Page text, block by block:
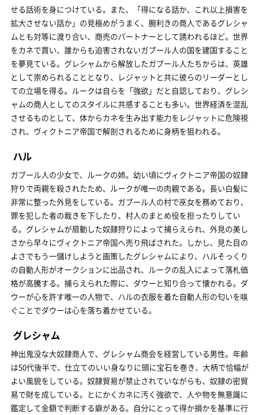
せる話術を身につけている。また、「得になる話か、これ以上損害を
拡大させない話か」の見極めがうまく、腕利きの商人であるグレシャ
ムとも対等に渡り合い、商売のパートナーとして誘われるほど。世界
をカネで買い、誰からも迫害されないガブール人の国を建国すること
を夢見ている。グレシャムから解放したガブール人たちからは、英雄
として崇められることとなり、レジャットと共に彼らのリーダーとし
ての立場を得る。ルークは自らを「強欲」だと自認しており、グレシ
ャムの商人としてのスタイルに共感することも多い。世界経済を混乱
させるものとして、体からカネを生み出す能力をレジャットに危険視
され、ヴィクトニア帝国で解剖されるために身柄を狙われる。
ハル
ガブール人の少女で、ルークの姉。幼い頃にヴィクトニア帝国の奴隷
狩りで両親を殺されたため、ルークが唯一の肉親である。長い白髪に
非常に整った外見をしている。ガブール人の村で巫女を務めており、
罪を犯した者の裁きを下したり、村人のまとめ役を担ったりしてい
る。グレシャムが扇動した奴隷狩りによって捕らえられ、外見の美し
さから早々にヴィクトニア帝国へ売り飛ばされた。しかし、見た目の
よさでもう一儲けしようと画策したグレシャムにより、ハルそっくり
の自動人形がオークションに出品され、ルークの乱入によって落札価
格が高騰する。捕らえられた際に、ダウーと知り合って懐かれる。ダ
ウーが心を許す唯一の人物で、ハルの衣服を着た自動人形の匂いを嗅
ぐことでダウーは心を落ち着かせている。
グレシャム
神出鬼没な大奴隷商人で、グレシャム商会を経営している男性。年齢
は50代後半で、仕立てのいい身なりに頭に宝石を巻き、大柄で恰幅が
よい風貌をしている。奴隷貿易が禁止されていながらも、奴隷の密貿
易で財を成している。とにかくカネに汚く強欲で、人や物を無意識に
鑑定して金額で判断する癖がある。自分にとって得か損かを基準に行